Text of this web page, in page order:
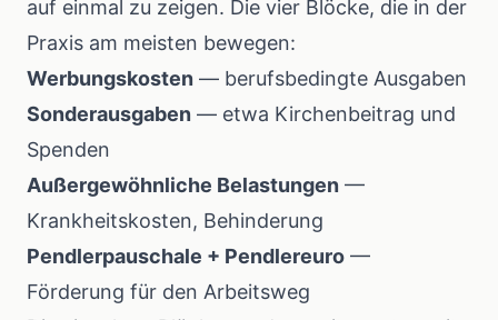
auf einmal zu zeigen. Die vier Blöcke, die in der
Praxis am meisten bewegen:
Werbungskosten — berufsbedingte Ausgaben
Sonderausgaben — etwa Kirchenbeitrag und
Spenden
Außergewöhnliche Belastungen —
Krankheitskosten, Behinderung
Pendlerpauschale + Pendlereuro —
Förderung für den Arbeitsweg